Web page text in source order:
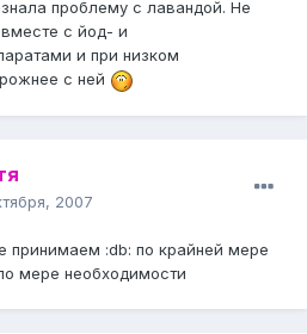
проблему с лавандой. Не
с йод- и
и при низком
с ней
2007
принимаем :db: по крайней мере
мере необходимости